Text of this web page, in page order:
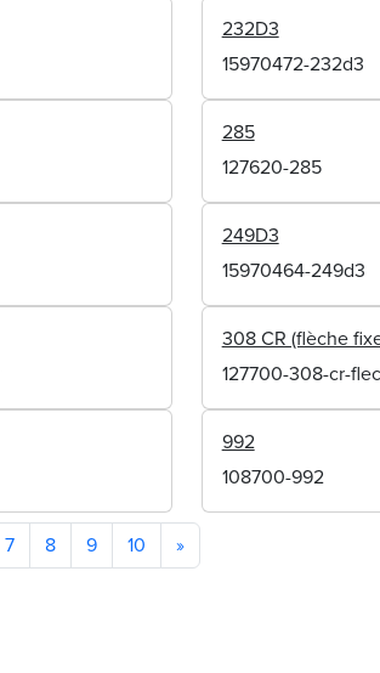
232D3
15970472-232d3
285
127620-285
249D3
15970464-249d3
308 CR (flèche
127700-308-cr-
992
108700-992
7 8 9 10 »